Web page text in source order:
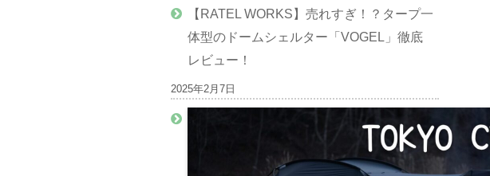
【RATEL WORKS】売れすぎ！？タープ一
体型のドームシェルター「VOGEL」徹底
レビュー！
2025年2月7日